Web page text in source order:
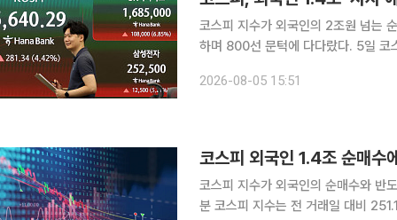
코스피 지수가 외국인의 2조원 넘는
하며 800선 문턱에 다다랐다. 5일 코스피 지수는 전 거래일 대비 239.31포인트(3.76%) 오른
2026-08-05 15:51
코스피 외국인 1.4조 순매
코스피 지수가 외국인의 순매수와 반도체
분 코스피 지수는 전 거래일 대비